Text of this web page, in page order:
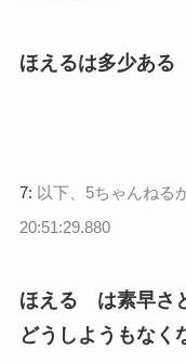
ほえるは多少ある
7: 以下、5ちゃんねる
20:51:29.880
ほえる は素早さ
どうしようもなく